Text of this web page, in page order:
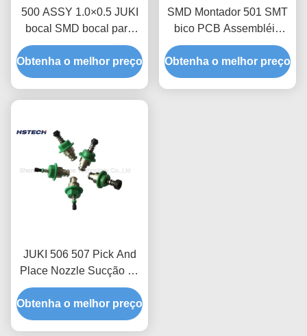
500 ASSY 1.0×0.5 JUKI
bocal SMD bocal para
linha de produção SMT
Obtenha o melhor preço
SMD Montador 501 SMT
bico PCB Assembléia
FUJI Nxt bico
Obtenha o melhor preço
JUKI 506 507 Pick And
Place Nozzle Sucção de
chips SMD colocando no
PCB
Obtenha o melhor preço